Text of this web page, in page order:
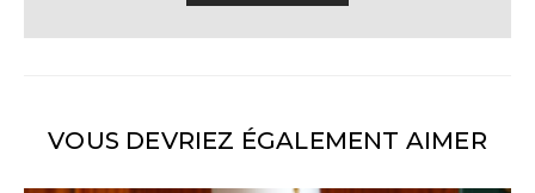
VOUS DEVRIEZ ÉGALEMENT AIMER